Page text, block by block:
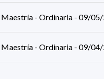
- Ordinaria - 09/
- Ordinaria - 09/